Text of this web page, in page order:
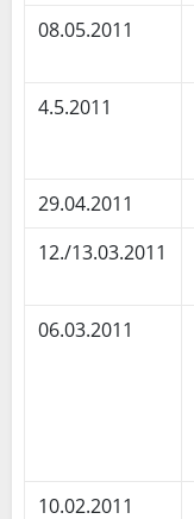
08.05.2011
4.5.2011
29.04.2011
12./13.03.2011
06.03.2011
10.02.2011